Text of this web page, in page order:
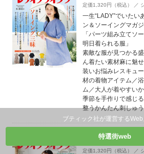
定価1,320円（税込） ／
一生“LADY”でいたい
ン＆ソーイングマガ
「パーツ組み立てソ
明日着られる服」
素敵な服が見つかる
ん着たい素材麻に魅
装いお悩みレスキュ
材の着物アイテム／
ム／大人が着やすい
季節を手作りで感じ
整うかんたん刺しゅう
レディブティック
定価1,320円（税込） ／
ブティック社が運営する
特選街web